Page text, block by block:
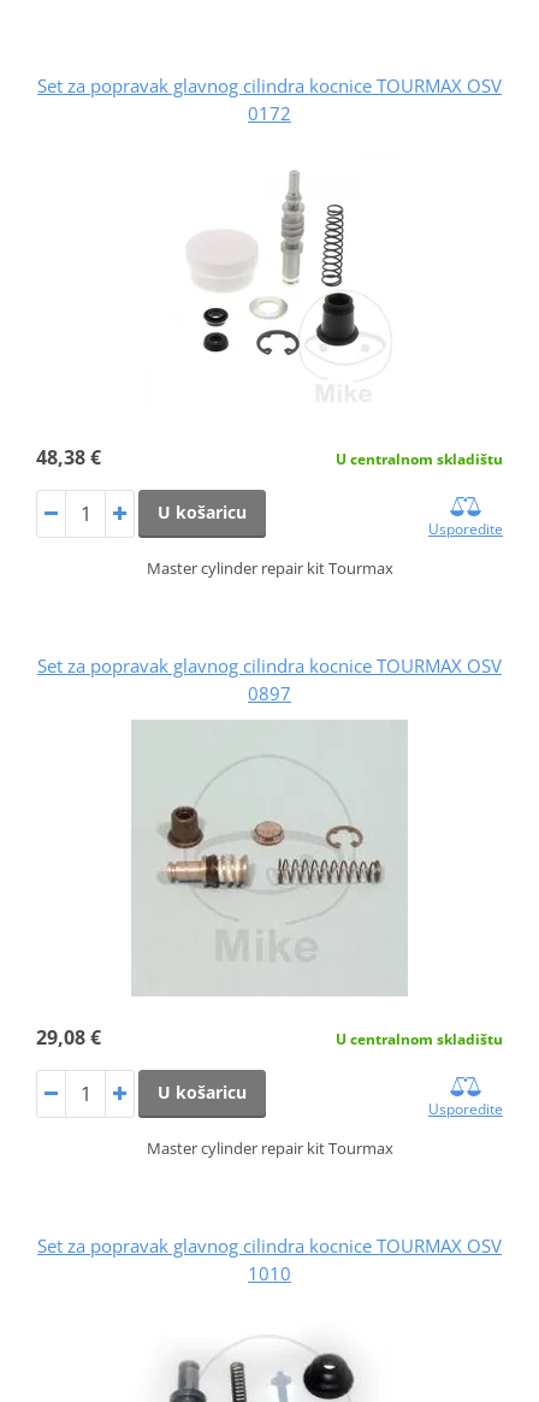
Set za popravak glavnog cilindra kocnice TOURMAX OSV
0172
48,38 € U centralnom skladištu
U košaricu
Usporedite
Master cylinder repair kit Tourmax
Set za popravak glavnog cilindra kocnice TOURMAX OSV
0897
29,08 € U centralnom skladištu
U košaricu
Usporedite
Master cylinder repair kit Tourmax
Set za popravak glavnog cilindra kocnice TOURMAX OSV
1010